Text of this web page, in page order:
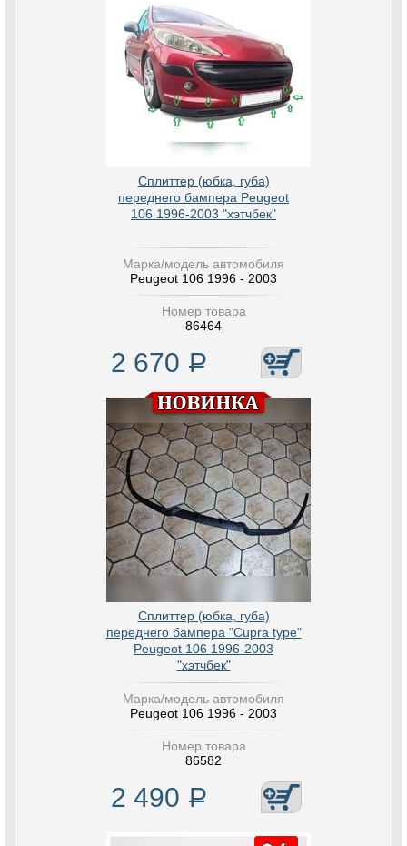
Сплиттер (юбка, губа)
переднего бампера Peugeot
106 1996-2003 "хэтчбек"
Марка/модель автомобиля
Peugeot 106 1996 - 2003
Номер товара
86464
2 670 Р
Сплиттер (юбка, губа)
переднего бампера "Cupra type"
Peugeot 106 1996-2003
"хэтчбек"
Марка/модель автомобиля
Peugeot 106 1996 - 2003
Номер товара
86582
2 490 Р